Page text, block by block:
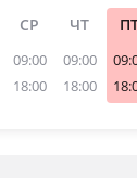
СР
09:00
18:00
ЧТ
09:00
18:00